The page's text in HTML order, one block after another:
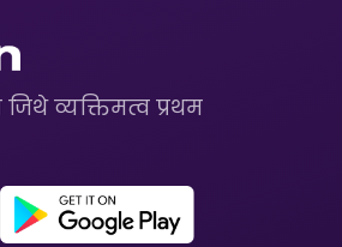
व्यक्तिमत्व प्रथम